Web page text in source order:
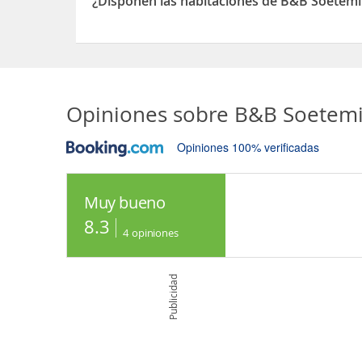
Opiniones sobre B&B
Opiniones 100% verificadas
Muy bueno
8.3 4 opiniones
Publicidad